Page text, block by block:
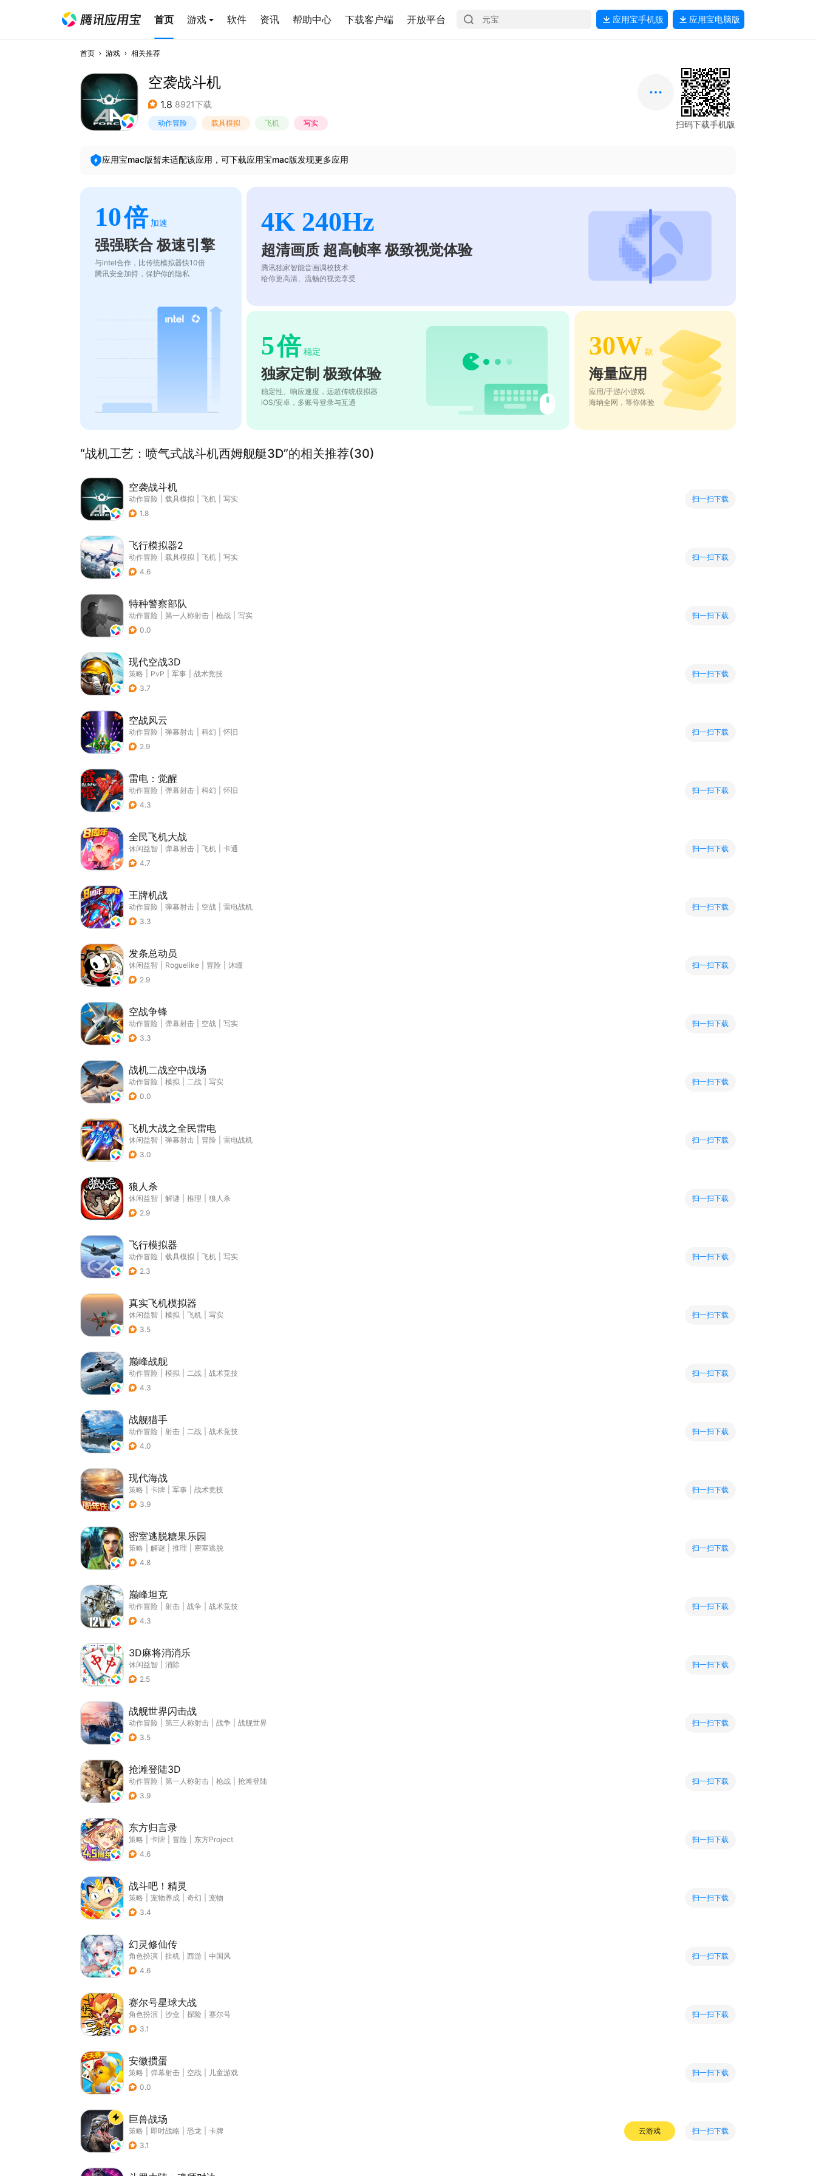
首页 游戏 软件 资讯 帮助中心 下载客户端 开放平台 应用宝手机版 应用宝电脑版
首页 游戏 相关推荐
空袭战斗机
1.8 8921下载
动作冒险 载具模拟 飞机 写实 扫码下载手机版
应用宝mac版暂未适配该应用，可下载应用宝mac版发现更多应用
10倍 加速
强强联合 极速引擎
与intel合作，比传统模拟器快10倍
腾讯安全加持，保护你的隐私
4K 240Hz
超清画质 超高帧率 极致视觉体验
腾讯独家智能音画调校技术
给你更高清、流畅的视觉享受
5倍 稳定
独家定制 极致体验
稳定性、响应速度，远超传统模拟器
iOS/安卓，多账号登录与互通
30W 款
海量应用
应用/手游/小游戏
海纳全网，等你体验
“战机工艺：喷气式战斗机西姆舰艇3D”的相关推荐(30)
空袭战斗机
动作冒险 载具模拟 飞机
写实
1.8
扫一扫下载
飞行模拟器2
动作冒险 载具模拟 飞机
写实
4.6
扫一扫下载
特种警察部队
动作冒险 第一人称射击 枪战
写实
0.0
扫一扫下载
现代空战3D
策略 PvP 军事
战术竞技
3.7
扫一扫下载
空战风云
动作冒险 弹幕射击 科幻
怀旧
2.9
扫一扫下载
雷电：觉醒
动作冒险 弹幕射击 科幻
怀旧
4.3
扫一扫下载
全民飞机大战
休闲益智 弹幕射击 飞机
卡通
4.7
扫一扫下载
王牌机战
动作冒险 弹幕射击 空战
雷电战机
3.3
扫一扫下载
发条总动员
休闲益智 Roguelike 冒险
沐瞳
2.9
扫一扫下载
空战争锋
动作冒险 弹幕射击 空战
写实
3.3
扫一扫下载
战机二战空中战场
动作冒险 模拟 二战
写实
0.0
扫一扫下载
飞机大战之全民雷电
休闲益智 弹幕射击 冒险
雷电战机
3.0
扫一扫下载
狼人杀
休闲益智 解谜 推理
狼人杀
2.9
扫一扫下载
飞行模拟器
动作冒险 载具模拟 飞机
写实
2.3
扫一扫下载
真实飞机模拟器
休闲益智 模拟 飞机
写实
3.5
扫一扫下载
巅峰战舰
动作冒险 模拟 二战
战术竞技
4.3
扫一扫下载
战舰猎手
动作冒险 射击 二战
战术竞技
4.0
扫一扫下载
现代海战
策略 卡牌 军事
战术竞技
3.9
扫一扫下载
密室逃脱糖果乐园
策略 解谜 推理
密室逃脱
4.8
扫一扫下载
巅峰坦克
动作冒险 射击 战争
战术竞技
4.3
扫一扫下载
3D麻将消消乐
休闲益智
消除
2.5
扫一扫下载
战舰世界闪击战
动作冒险 第三人称射击 战争
战舰世界
3.5
扫一扫下载
抢滩登陆3D
动作冒险 第一人称射击 枪战
抢滩登陆
3.9
扫一扫下载
东方归言录
策略 卡牌 冒险
东方Project
4.6
扫一扫下载
战斗吧！精灵
策略 宠物养成 奇幻
宠物
3.4
扫一扫下载
幻灵修仙传
角色扮演 挂机 西游
中国风
4.6
扫一扫下载
赛尔号星球大战
角色扮演 沙盒 探险
赛尔号
3.1
扫一扫下载
安徽掼蛋
策略 弹幕射击 空战
儿童游戏
0.0
扫一扫下载
巨兽战场
策略 即时战略 恐龙
卡牌
3.1
云游戏 扫一扫下载